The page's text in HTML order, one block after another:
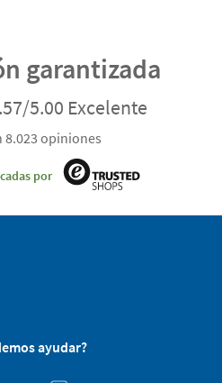
garantizada
5.00 Excelente
8.023 opiniones
por
ayudar?